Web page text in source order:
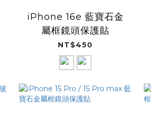
iPhone 16e 藍寶石金
屬框鏡頭保護貼
NT$450